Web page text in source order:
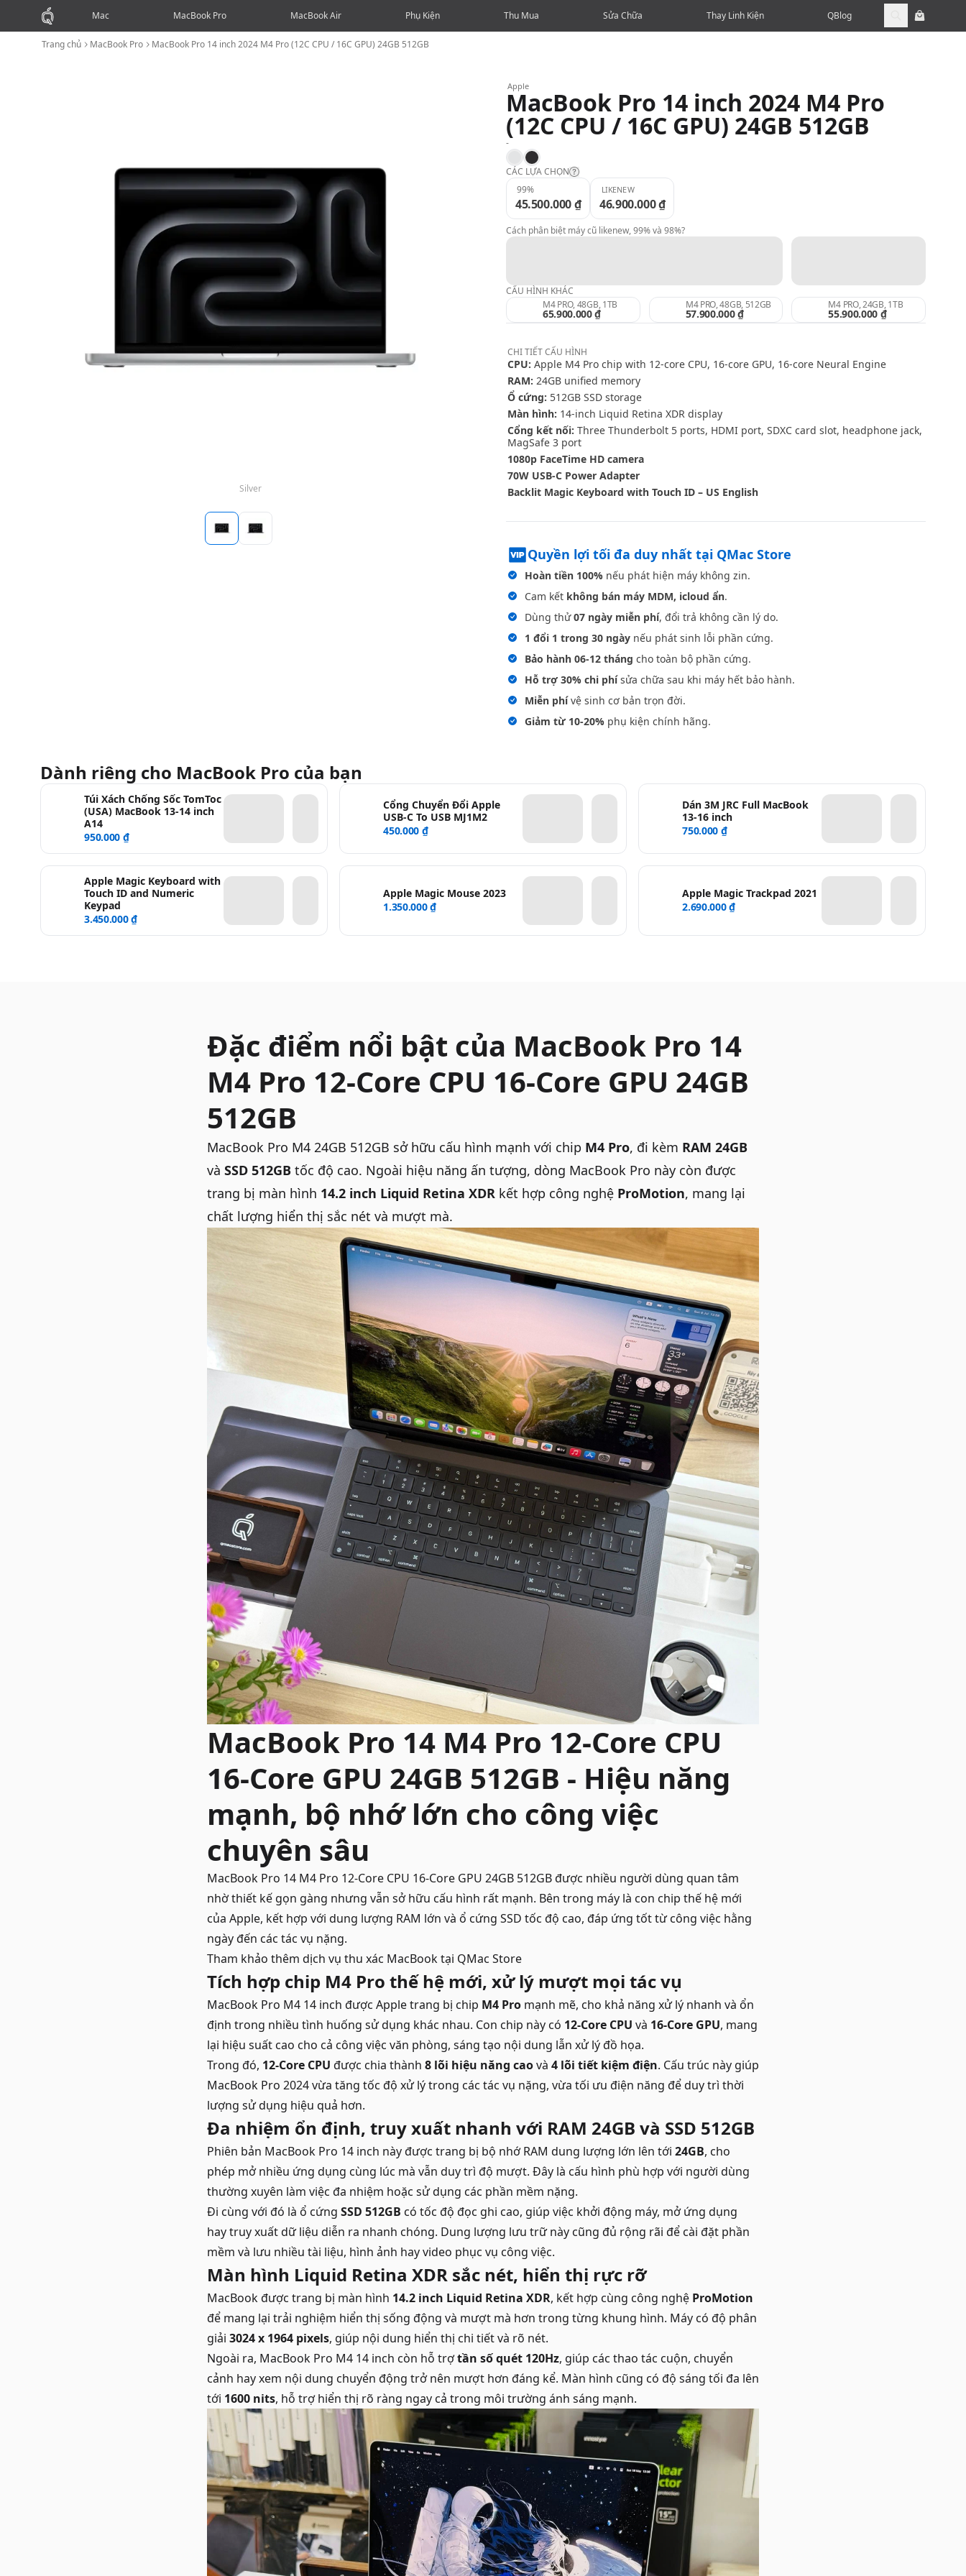
Mac MacBook Pro MacBook Air Phụ Kiện Thu Mua Sửa Chữa Thay Linh Kiện QBlog
Trang chủ MacBook Pro MacBook Pro 14 inch 2024 M4 Pro (12C CPU / 16C GPU) 24GB 512GB
Silver Space Black
Apple
MacBook Pro 14 inch 2024 M4 Pro
(12C CPU / 16C GPU) 24GB 512GB
-
SilverSpace Black
CÁC LỰA CHỌN
Likenew:
98%:
99%
45.500.000 ₫
LIKENEW
46.900.000 ₫
Cách phân biệt máy cũ likenew, 99% và 98%?
CẤU HÌNH KHÁC
M4 PRO, 48GB, 1TB
65.900.000 ₫
M4 PRO, 48GB, 512GB
57.900.000 ₫
M4 PRO, 24GB, 1TB
55.900.000 ₫
CHI TIẾTCẤU HÌNH
CPU: Apple M4 Pro chip with 12-core CPU, 16-core GPU, 16-core Neural Engine
RAM: 24GB unified memory
Ổ cứng: 512GB SSD storage
Màn hình: 14-inch Liquid Retina XDR display
Cổng kết nối: Three Thunderbolt 5 ports, HDMI port, SDXC card slot, headphone jack,
MagSafe 3 port
1080p FaceTime HD camera
70W USB-C Power Adapter
Backlit Magic Keyboard with Touch ID – US English
Quyền lợi tối đa duy nhất tại QMac Store
Hoàn tiền 100% nếu phát hiện máy không zin.
Cam kết không bán máy MDM, icloud ẩn.
Dùng thử07 ngày miễn phí, đổi trả không cần lý do.
1 đổi 1 trong 30 ngày nếu phát sinh lỗi phần cứng.
Bảo hành 06-12 tháng cho toàn bộ phần cứng.
Hỗ trợ 30% chi phísửa chữa sau khi máy hết bảo hành.
Miễn phívệ sinh cơ bản trọn đời.
Giảm từ 10-20% phụ kiện chính hãng.
Dành riêng cho MacBook Pro của bạn
Túi Xách Chống Sốc TomToc
(USA) MacBook 13-14 inch
A14
950.000 ₫
Cổng Chuyển Đổi Apple
USB-C To USB MJ1M2
450.000 ₫
Dán 3M JRC Full MacBook
13-16 inch
750.000 ₫
Apple Magic Keyboard with
Touch ID and Numeric
Keypad
3.450.000 ₫
Apple Magic Mouse 2023
1.350.000 ₫
Apple Magic Trackpad 2021
2.690.000 ₫
Đặc điểm nổi bật của MacBook Pro 14
M4 Pro 12-Core CPU 16-Core GPU 24GB
512GB
MacBook Pro M4 24GB 512GB sở hữu cấu hình mạnh với chip M4 Pro, đi kèm RAM 24GB
và SSD 512GB tốc độ cao. Ngoài hiệu năng ấn tượng, dòng MacBook Pro này còn được
trang bị màn hình 14.2 inch Liquid Retina XDR kết hợp công nghệ ProMotion, mang lại
chất lượng hiển thị sắc nét và mượt mà.
MacBook Pro 14 M4 Pro 12-Core CPU
16-Core GPU 24GB 512GB - Hiệu năng
mạnh, bộ nhớ lớn cho công việc
chuyên sâu
MacBook Pro 14 M4 Pro 12-Core CPU 16-Core GPU 24GB 512GB được nhiều người dùng quan tâm
nhờ thiết kế gọn gàng nhưng vẫn sở hữu cấu hình rất mạnh. Bên trong máy là con chip thế hệ mới
của Apple, kết hợp với dung lượng RAM lớn và ổ cứng SSD tốc độ cao, đáp ứng tốt từ công việc hằng
ngày đến các tác vụ nặng.
Tham khảo thêm dịch vụ thu xác MacBooktại QMac Store
Tích hợp chip M4 Pro thế hệ mới, xử lý mượt mọi tác vụ
MacBook Pro M4 14 inch được Apple trang bị chip M4 Pro mạnh mẽ, cho khả năng xử lý nhanh và ổn
định trong nhiều tình huống sử dụng khác nhau. Con chip này có 12-Core CPU và 16-Core GPU, mang
lại hiệu suất cao cho cả công việc văn phòng, sáng tạo nội dung lẫn xử lý đồ họa.
Trong đó, 12-Core CPU được chia thành 8 lõi hiệu năng caovà 4 lõi tiết kiệm điện. Cấu trúc này giúp
MacBook Pro 2024 vừa tăng tốc độ xử lý trong các tác vụ nặng, vừa tối ưu điện năng để duy trì thời
lượng sử dụng hiệu quả hơn.
Đa nhiệm ổn định, truy xuất nhanh với RAM 24GB và SSD 512GB
Phiên bản MacBook Pro 14 inch này được trang bị bộ nhớ RAM dung lượng lớn lên tới 24GB, cho
phép mở nhiều ứng dụng cùng lúc mà vẫn duy trì độ mượt. Đây là cấu hình phù hợp với người dùng
thường xuyên làm việc đa nhiệm hoặc sử dụng các phần mềm nặng.
Đi cùng với đó là ổ cứng SSD 512GB có tốc độ đọc ghi cao, giúp việc khởi động máy, mở ứng dụng
hay truy xuất dữ liệu diễn ra nhanh chóng. Dung lượng lưu trữ này cũng đủ rộng rãi để cài đặt phần
mềm và lưu nhiều tài liệu, hình ảnh hay video phục vụ công việc.
Màn hình Liquid Retina XDR sắc nét, hiển thị rực rỡ
MacBook được trang bị màn hình 14.2 inch Liquid Retina XDR, kết hợp cùng công nghệ ProMotion
để mang lại trải nghiệm hiển thị sống động và mượt mà hơn trong từng khung hình. Máy có độ phân
giải 3024 x 1964 pixels, giúp nội dung hiển thị chi tiết và rõ nét.
Ngoài ra, MacBook Pro M4 14 inch còn hỗ trợtần số quét 120Hz, giúp các thao tác cuộn, chuyển
cảnh hay xem nội dung chuyển động trở nên mượt hơn đáng kể. Màn hình cũng có độ sáng tối đa lên
tới 1600 nits, hỗ trợ hiển thị rõ ràng ngay cả trong môi trường ánh sáng mạnh.